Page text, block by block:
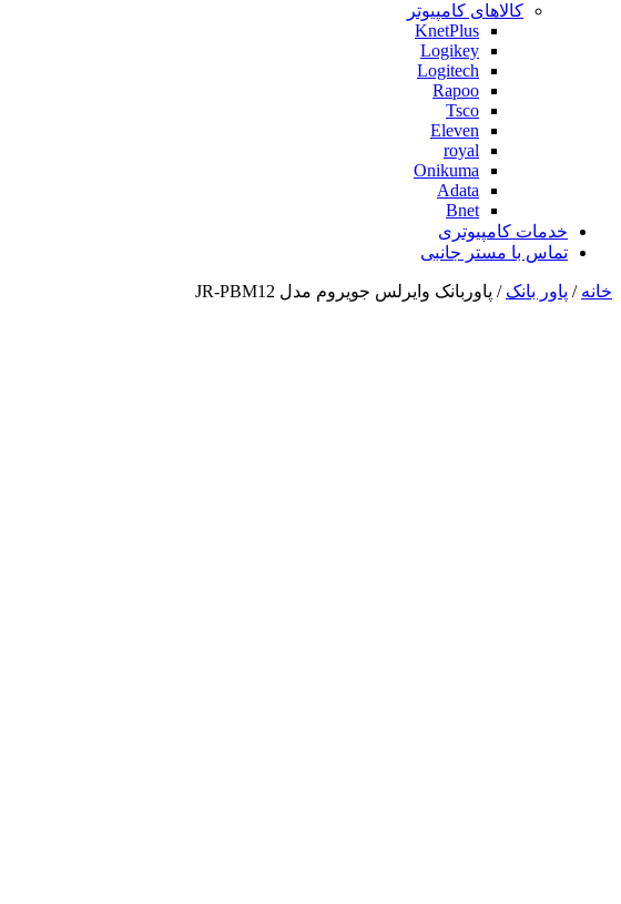
کالاهای کامپیوتر
KnetPlus
Logikey
Logitech
Rapoo
Tsco
Eleven
royal
Onikuma
Adata
Bnet
خدمات کامپیوتری
تماس با مستر جانبی
خانه / پاور بانک / پاوربانک وایرلس جویروم مدل JR-PBM12